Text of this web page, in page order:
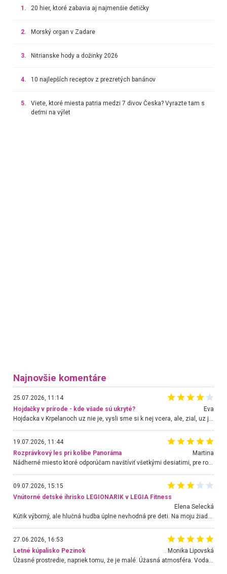
1. 20 hier, ktoré zabavia aj najmenšie detičky
2. Morský organ v Zadare
3. Nitrianske hody a dožinky 2026
4. 10 najlepších receptov z prezretých banánov
5.
Viete, ktoré miesta patria medzi 7 divov Česka? Vyrazte tam s
deťmi na výlet
Najnovšie komentáre
25.07.2026, 11:14
Hojdačky v prírode - kde všade sú ukryté?
Eva
Hojdacka v Krpelanoch uz nie je, vysli sme si k nej vcera, ale, zial, uz je znicena. Ak sem planujete cestu len kvoli hojdacke, mozete si ju usetrit. Krasny vyhlad je tu vsak aj bez hojdacky :-)
19.07.2026, 11:44
Rozprávkový les pri kolibe Panoráma
Martina
Nádherné miesto ktoré odporúčam navštíviť všetkými desiatimi, pre rodiny s deťmi, dôchodcom... Proste a jednoducho ozaj rozprávkový les.. určite ešte prídeme. Odniesli sme si na pamiatku krásne tričká,
09.07.2026, 15:15
Vnútorné detské ihrisko LEGIONARIK v LEGIA Fitness
Elena Selecká
Kútik výborný, ale hlučná hudba úplne nevhodná pre deti. Na moju žiadosť o aspoň sušenie nereagovali.
27.06.2026, 16:53
Letné kúpalisko Pezinok
. Monika Lipovská